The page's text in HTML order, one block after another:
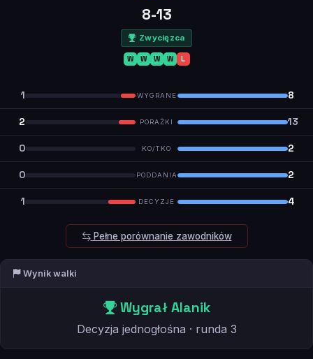
8-13
Zwycięzca
W W W W L
1 WYGRANE 8
2 PORAŻKI 13
0 KO/TKO 2
0 PODDANIA 2
1 DECYZJE 4
Pełne porównanie zawodników
Wynik walki
Wygrał Alanik
Decyzja jednogłośna · runda 3